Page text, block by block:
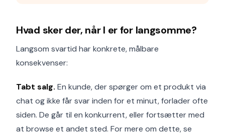
Hvad sker der, når I er for langsomme?
Langsom svartid har konkrete, målbare
konsekvenser:
Tabt salg. En kunde, der spørger om et produkt via
chat og ikke får svar inden for et minut, forlader ofte
siden. De går til en konkurrent, eller fortsætter med
at browse et andet sted. For mere om dette, se